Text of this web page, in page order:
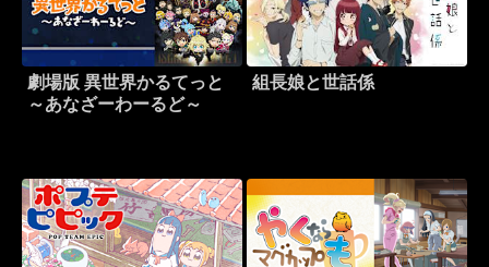
劇場版 異世界かるてっと
～あなざーわーるど～
組長娘と世話係